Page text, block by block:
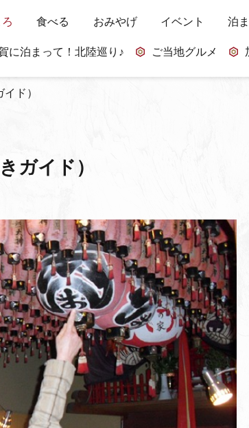
食べる おみやげ イベント 泊
に泊まって！北陸巡り♪ ご当地グルメ
ド）
ガイド）